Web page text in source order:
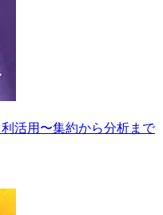
活用〜集約から分析まで